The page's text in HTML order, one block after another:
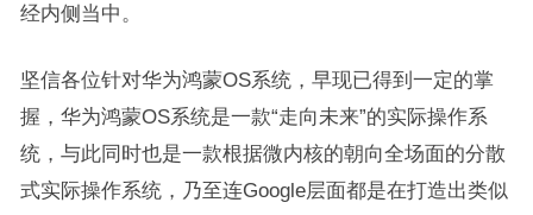
经内侧当中。
坚信各位针对华为鸿蒙OS系统，早现已得到一定的掌
握，华为鸿蒙OS系统是一款“走向未来”的实际操作系
统，与此同时也是一款根据微内核的朝向全场面的分散
式实际操作系统，乃至连Google层面都是在打造出类似